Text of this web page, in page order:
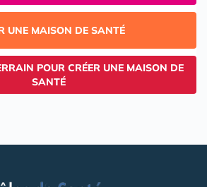
UNE MAISON DE SANTÉ
POUR CRÉER UNE MAISON DE
SANTÉ